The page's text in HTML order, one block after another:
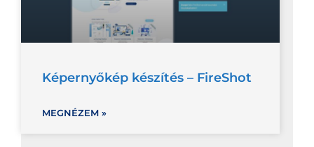
Képernyőkép készítés – FireShot
MEGNÉZEM »